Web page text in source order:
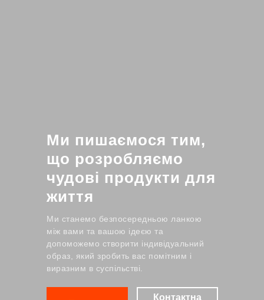
Ми пишаємося тим,
що розробляємо
чудові продукти для
життя
Ми станемо безпосередньою ланкою
між вами та вашою ідеєю та
допоможемо створити індивідуальний
образ, який зробить вас помітним і
виразним в суспільстві.
Контактна